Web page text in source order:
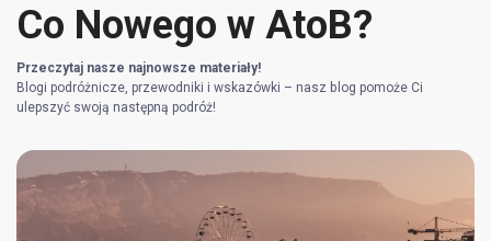
Co Nowego w AtoB?
Przeczytaj nasze najnowsze materiały!
Blogi podróżnicze, przewodniki i wskazówki – nasz blog pomoże Ci
ulepszyć swoją następną podróż!